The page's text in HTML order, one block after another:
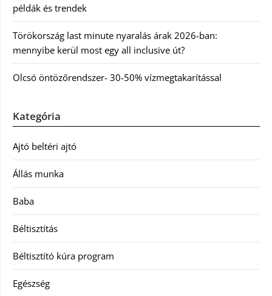
példák és trendek
Törökország last minute nyaralás árak 2026-ban:
mennyibe kerül most egy all inclusive út?
Olcsó öntözőrendszer- 30-50% vízmegtakarítással
Kategória
Ajtó beltéri ajtó
Állás munka
Baba
Béltisztítás
Béltisztító kúra program
Egészség